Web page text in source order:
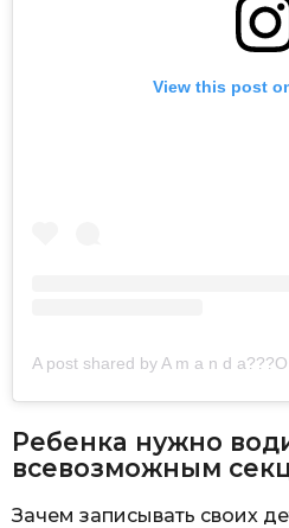
View this post
Ребенка нужно
всевозможным
Зачем записывать своих